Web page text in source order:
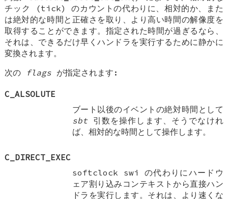
チック (tick) のカウントの代わりに、相対的か、また
は絶対的な時間と正確さを取り、より高い時間の解像度を
取得することができます。指定された時間が過ぎるなら、
それは、できるだけ早くハンドラを実行するために静かに
変換されます。
次の
flags が指定されます:
C_ALSOLUTE
ブート以後のイベントの絶対時間として
sbt引数を操作します、そうでなけれ
ば、相対的な時間として操作します。
C_DIRECT_EXEC
softclock swi の代わりにハードウ
ェア割り込みコンテキストから直接ハン
ドラを実行します。それは、より速くな